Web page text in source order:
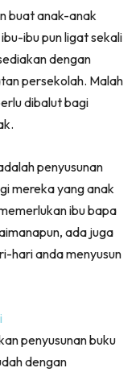
(Twitter)
buat anak-anak
ibu pun ligat sekali
dengan
persekolah. Malah
dibalut bagi
penyusunan
mereka yang anak
ibu bapa
ada juga
hari anda menyusun
penyusunan buku
dengan